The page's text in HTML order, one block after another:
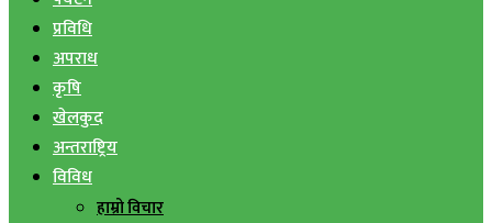
प्रविधि
अपराध
कृषि
खेलकुद
अन्तराष्ट्रिय
विविध
हाम्रो विचार